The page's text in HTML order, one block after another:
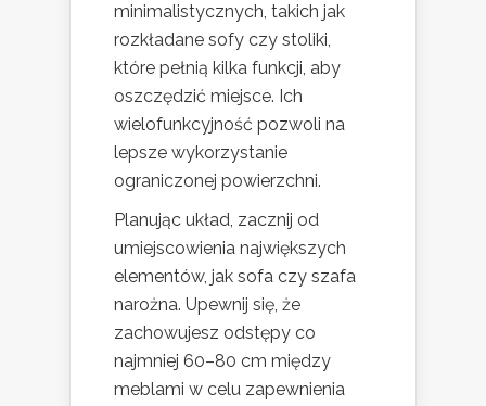
minimalistycznych, takich jak
rozkładane sofy czy stoliki,
które pełnią kilka funkcji, aby
oszczędzić miejsce. Ich
wielofunkcyjność pozwoli na
lepsze wykorzystanie
ograniczonej powierzchni.
Planując układ, zacznij od
umiejscowienia największych
elementów, jak sofa czy szafa
narożna. Upewnij się, że
zachowujesz odstępy co
najmniej 60–80 cm między
meblami w celu zapewnienia